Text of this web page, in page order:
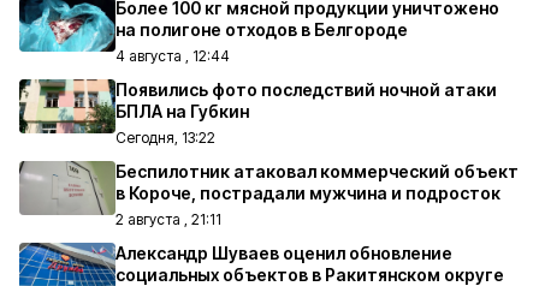
Более 100 кг мясной продукции уничтожено
на полигоне отходов в Белгороде
4 августа , 12:44
Появились фото последствий ночной атаки
БПЛА на Губкин
Сегодня, 13:22
Беспилотник атаковал коммерческий объект
в Короче, пострадали мужчина и подросток
2 августа , 21:11
Александр Шуваев оценил обновление
социальных объектов в Ракитянском округе